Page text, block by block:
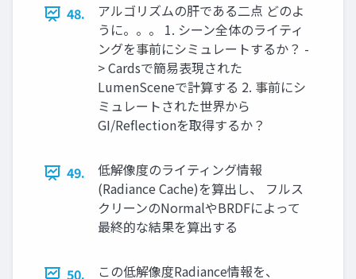
48.
アルゴリズムの肝である二点 どのよ
うに。。。 1. シーン全体のライティ
ングを事前にシミュレートするか？ -
> Cardsで簡易表現された
LumenSceneで計算する 2. 事前にシ
ミュレートされた世界から
GI/Reﬂectionを取得するか？
49.
低解像度のライティング情報
(Radiance Cache)を算出し、 フルス
クリーンのNormalやBRDFによって
最終的な結果を算出する
50. この低解像度Radiance情報を、